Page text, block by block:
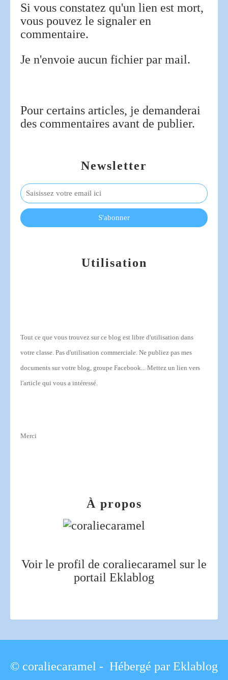
Newsletter
À propos
Voir le profil de coraliecaramel sur le
portail Eklablog
Si vous constatez qu'un lien est mort,
vous pouvez le signaler en
commentaire.
Je n'envoie aucun fichier par mail.
Pour certains articles, je demanderai
des commentaires avant de publier.
Utilisation
Tout ce que vous trouvez sur ce blog est libre d'utilisation dans
votre classe. Pas d'utilisation commerciale. Ne publiez pas mes
documents sur votre blog, groupe Facebook... Mettez un lien vers
l'article qui vous a intéressé.
Merci
© coraliecaramel - Hébergé par Eklablog